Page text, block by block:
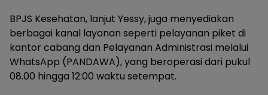
BPJS Kesehatan, lanjut Yessy, juga menyediakan
berbagai kanal layanan seperti pelayanan piket di
kantor cabang dan Pelayanan Administrasi melalui
WhatsApp (PANDAWA), yang beroperasi dari pukul
08.00 hingga 12:00 waktu setempat.